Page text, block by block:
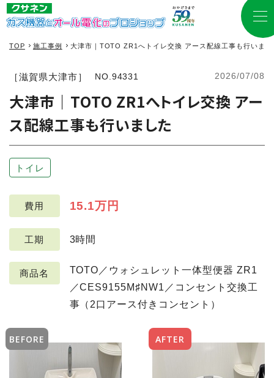
TOP 施工事例 大津市｜TOTO ZR1へトイレ交換 アース配線工事も行いまし
［滋賀県大津市］ NO.94331 2026/07/08
大津市｜TOTO ZR1へトイレ交換 アー
ス配線工事も行いました
トイレ
費用 15.1万円
工期 3時間
商品名
TOTO／ウォシュレット一体型便器 ZR1
／CES9155M♯NW1／コンセント交換工
事（2口アース付きコンセント）
BEFORE AFTER